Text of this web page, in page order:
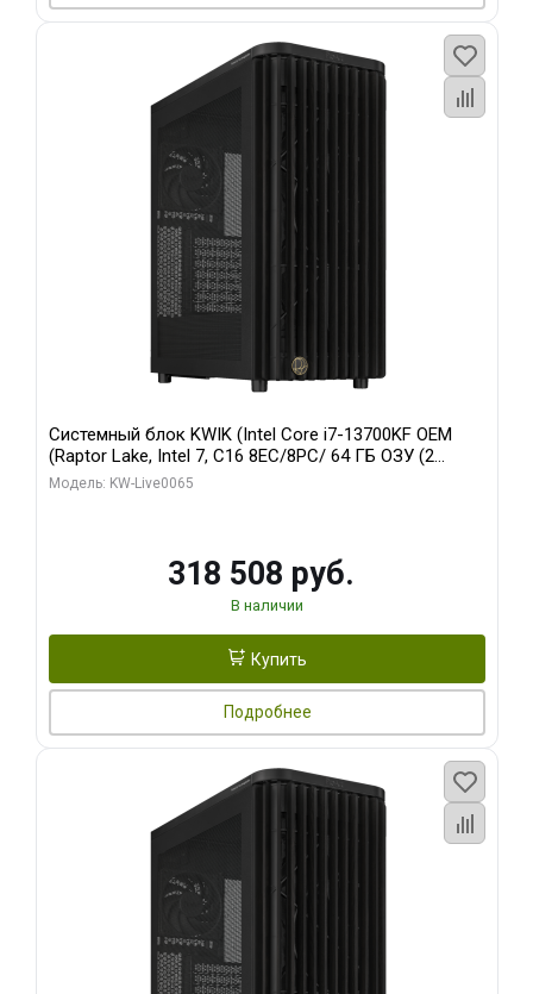
Системный блок KWIK (Intel Core i7-13700KF OEM
(Raptor Lake, Intel 7, C16 8EC/8PC/ 64 ГБ ОЗУ (2
модуля)/ ASUS RTX5080 PROART OC 16GB GDDR7
Модель: KW-Live0065
318 508 руб.
В наличии
Купить
Подробнее